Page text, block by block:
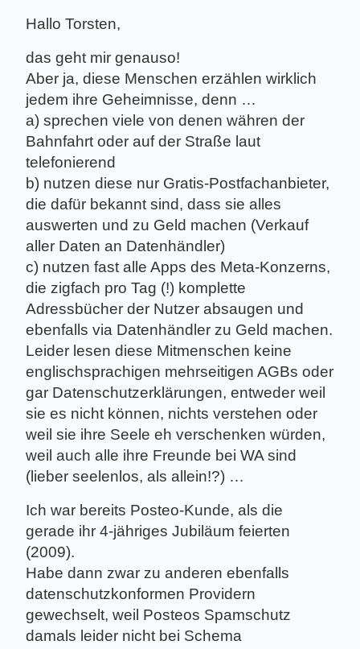
Hallo Torsten,
das geht mir genauso!
Aber ja, diese Menschen erzählen wirklich
jedem ihre Geheimnisse, denn …
a) sprechen viele von denen währen der
Bahnfahrt oder auf der Straße laut
telefonierend
b) nutzen diese nur Gratis-Postfachanbieter,
die dafür bekannt sind, dass sie alles
auswerten und zu Geld machen (Verkauf
aller Daten an Datenhändler)
c) nutzen fast alle Apps des Meta-Konzerns,
die zigfach pro Tag (!) komplette
Adressbücher der Nutzer absaugen und
ebenfalls via Datenhändler zu Geld machen.
Leider lesen diese Mitmenschen keine
englischsprachigen mehrseitigen AGBs oder
gar Datenschutzerklärungen, entweder weil
sie es nicht können, nichts verstehen oder
weil sie ihre Seele eh verschenken würden,
weil auch alle ihre Freunde bei WA sind
(lieber seelenlos, als allein!?) …
Ich war bereits Posteo-Kunde, als die
gerade ihr 4-jähriges Jubiläum feierten
(2009).
Habe dann zwar zu anderen ebenfalls
datenschutzkonformen Providern
gewechselt, weil Posteos Spamschutz
damals leider nicht bei Schema